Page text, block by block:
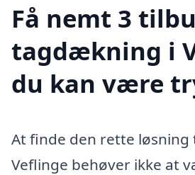
Få nemt 3
tagdækning i
du kan være
At finde den rette
Veflinge behøver ikke at